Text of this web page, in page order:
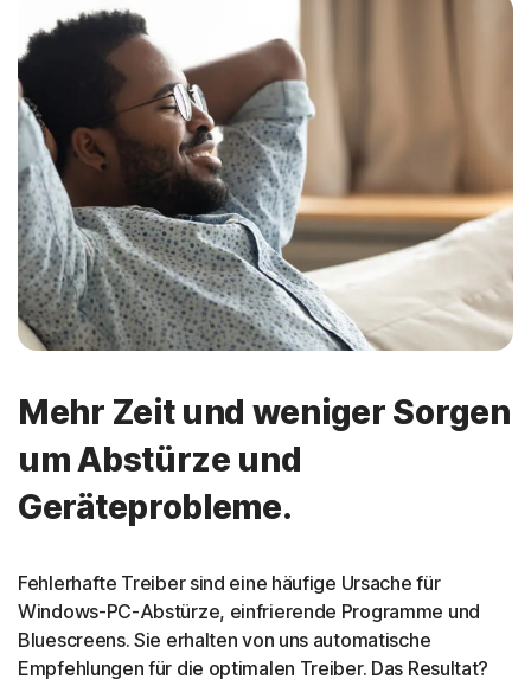
Mehr Zeit und weniger Sorgen
um Abstürze und
Geräteprobleme.
Fehlerhafte Treiber sind eine häufige Ursache für
Windows-PC-Abstürze, einfrierende Programme und
Bluescreens. Sie erhalten von uns automatische
Empfehlungen für die optimalen Treiber. Das Resultat?